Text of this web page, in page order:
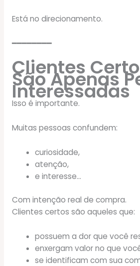
Está no direcionamento.
━━━━━━━━
Clientes
São Apenas
Interessadas
Isso é importante.
Muitas pessoas confundem:
curiosidade,
atenção,
e interesse…
Com intenção real de compra.
Clientes certos são aqueles que:
possuem a dor que você
enxergam valor no que
se identificam com sua